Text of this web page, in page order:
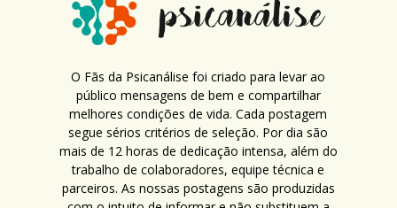
O Fãs da Psicanálise foi criado para levar ao
público mensagens de bem e compartilhar
melhores condições de vida. Cada postagem
segue sérios critérios de seleção. Por dia são
mais de 12 horas de dedicação intensa, além do
trabalho de colaboradores, equipe técnica e
parceiros. As nossas postagens são produzidas